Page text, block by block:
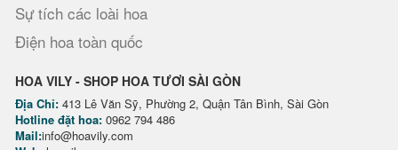
Sự tích các loài hoa
Điện hoa toàn quốc
HOA VILY - SHOP HOA TƯƠI SÀI GÒN
Địa Chỉ: 413 Lê Văn Sỹ, Phường 2, Quận Tân Bình, Sài Gòn
Hotline đặt hoa: 0962 794 486
Mail:info@hoavily.com